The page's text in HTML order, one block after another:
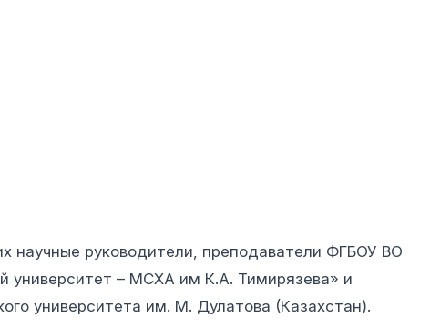
научные руководители, преподаватели ФГБОУ ВО
университет – МСХА им К.А. Тимирязева» и
университета им. М. Дулатова (Казахстан).